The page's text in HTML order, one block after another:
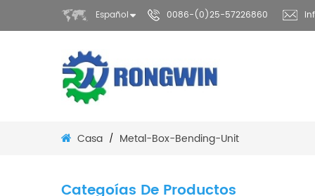
Español 0086-(0)25-57226860
Casa / Metal-Box-Bending-Unit
Categoías De Productos